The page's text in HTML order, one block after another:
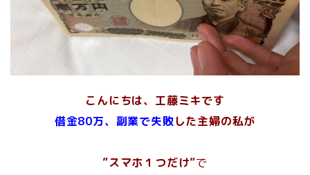
こんにちは、工藤ミキです
借金80万、副業で失敗した主婦の私が
”スマホ１つだけ”で